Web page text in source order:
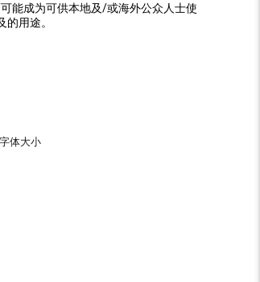
能成为可供本地及/或海外公众人士使
用途。
字体大小